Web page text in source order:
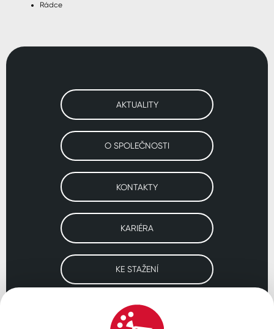
Rádce
AKTUALITY
O SPOLEČNOSTI
KONTAKTY
KARIÉRA
KE STAŽENÍ
Navštivte naše pobočky